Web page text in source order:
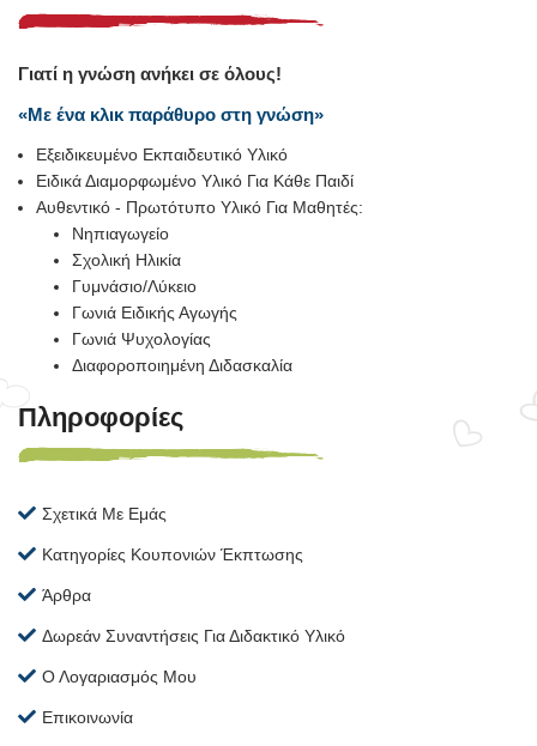
Γιατί η γνώση ανήκει σε όλους!
«Με ένα κλικ παράθυρο στη γνώση»
Εξειδικευμένο Εκπαιδευτικό Υλικό
Ειδικά Διαμορφωμένο Υλικό Για Κάθε Παιδί
Αυθεντικό - Πρωτότυπο Υλικό Για Μαθητές:
Νηπιαγωγείο
Σχολική Ηλικία
Γυμνάσιο/Λύκειο
Γωνιά Ειδικής Αγωγής
Γωνιά Ψυχολογίας
Διαφοροποιημένη Διδασκαλία
Πληροφορίες
Σχετικά Με Εμάς
Κατηγορίες Κουπονιών Έκπτωσης
Άρθρα
Δωρεάν Συναντήσεις Για Διδακτικό Υλικό
Ο Λογαριασμός Μου
Επικοινωνία